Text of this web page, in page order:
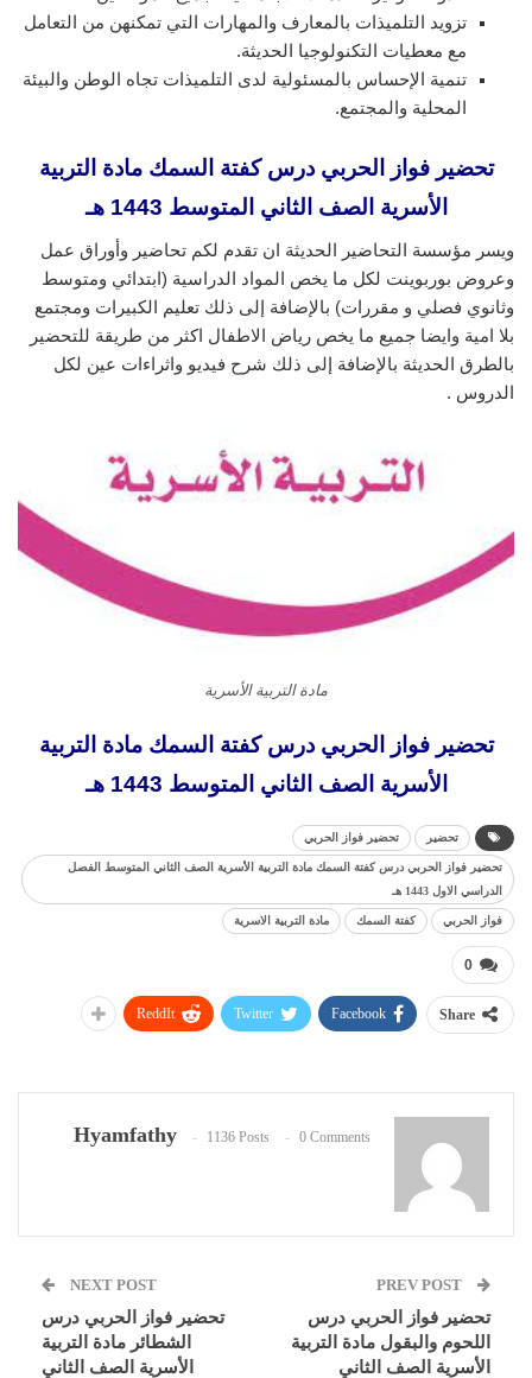
تزويد التلميذات بالمعارف والمهارات التي تمكنهن من التعامل
مع معطيات التكنولوجيا الحديثة.
تنمية الإحساس بالمسئولية لدى التلميذات تجاه الوطن والبيئة
المحلية والمجتمع.
تحضير فواز الحربي درس كفتة السمك مادة التربية
الأسرية الصف الثاني المتوسط 1443 هـ
ويسر مؤسسة التحاضير الحديثة ان تقدم لكم تحاضير وأوراق عمل
وعروض بوربوينت لكل ما يخص المواد الدراسية (ابتدائي ومتوسط
وثانوي فصلي و مقررات) بالإضافة إلى ذلك تعليم الكبيرات ومجتمع
بلا امية وايضا جميع ما يخص رياض الاطفال اكثر من طريقة للتحضير
بالطرق الحديثة بالإضافة إلى ذلك شرح فيديو واثراءات عين لكل
الدروس .
مادة التربية الأسرية
تحضير فواز الحربي درس كفتة السمك مادة التربية
الأسرية الصف الثاني المتوسط 1443 هـ
تحضير تحضير فواز الحربي
تحضير فواز الحربي درس كفتة السمك مادة التربية الأسرية الصف الثاني المتوسط الفصل
الدراسي الاول 1443 هـ
فواز الحربي كفتة السمك مادة التربية الاسرية
0
Share
Facebook
Twitter
ReddIt
Hyamfathy 1136 Posts 0 Comments
تحضير فواز الحربي درس
اللحوم والبقول مادة التربية
الأسرية الصف الثاني
NEXT POST
تحضير فواز الحربي درس
الشطائر مادة التربية
الأسرية الصف الثاني